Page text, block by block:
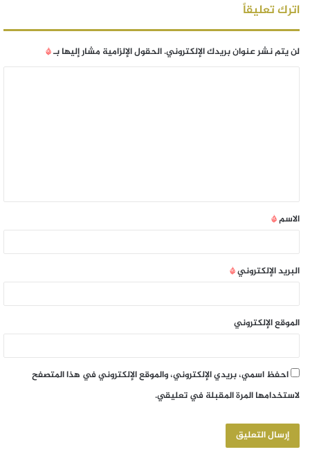
اترك تعليقاً
لن يتم نشر عنوان بريدك الإلكتروني.الحقول الإلزامية مشار إليها بـ*
الاسم*
البريد الإلكتروني*
الموقع الإلكتروني
احفظ اسمي، بريدي الإلكتروني، والموقع الإلكتروني في هذا المتصفح
لاستخدامها المرة المقبلة في تعليقي.